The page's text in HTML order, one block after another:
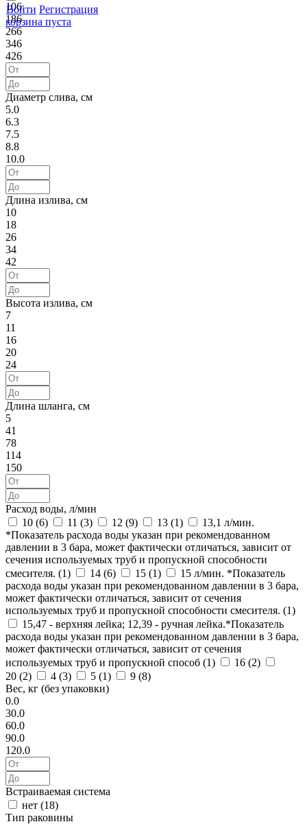
Войти Регистрация
корзина пуста
106
186
266
346
426
Диаметр слива, см
5.0
6.3
7.5
8.8
10.0
Длина излива, см
10
18
26
34
42
Высота излива, см
7
11
16
20
24
Длина шланга, см
5
41
78
114
150
Расход воды, л/мин
10 (6) 11 (3) 12 (9) 13 (1)
13,1 л/мин.
*Показатель расхода воды указан при рекомендованном
давлении в 3 бара, может фактически отличаться, зависит от
сечения используемых труб и пропускной способности
смесителя. (1) 14 (6) 15 (1)
15 л/мин. *Показатель
расхода воды указан при рекомендованном давлении в 3 бара,
может фактически отличаться, зависит от сечения
используемых труб и пропускной способности смесителя. (1)
15,47 - верхняя лейка; 12,39 - ручная лейка.*Показатель
расхода воды указан при рекомендованном давлении в 3 бара,
может фактически отличаться, зависит от сечения
используемых труб и пропускной способ (1) 16 (2)
20 (2) 4 (3) 5 (1) 9 (8)
Вес, кг (без упаковки)
0.0
30.0
60.0
90.0
120.0
Встраиваемая система
нет (18)
Тип раковины